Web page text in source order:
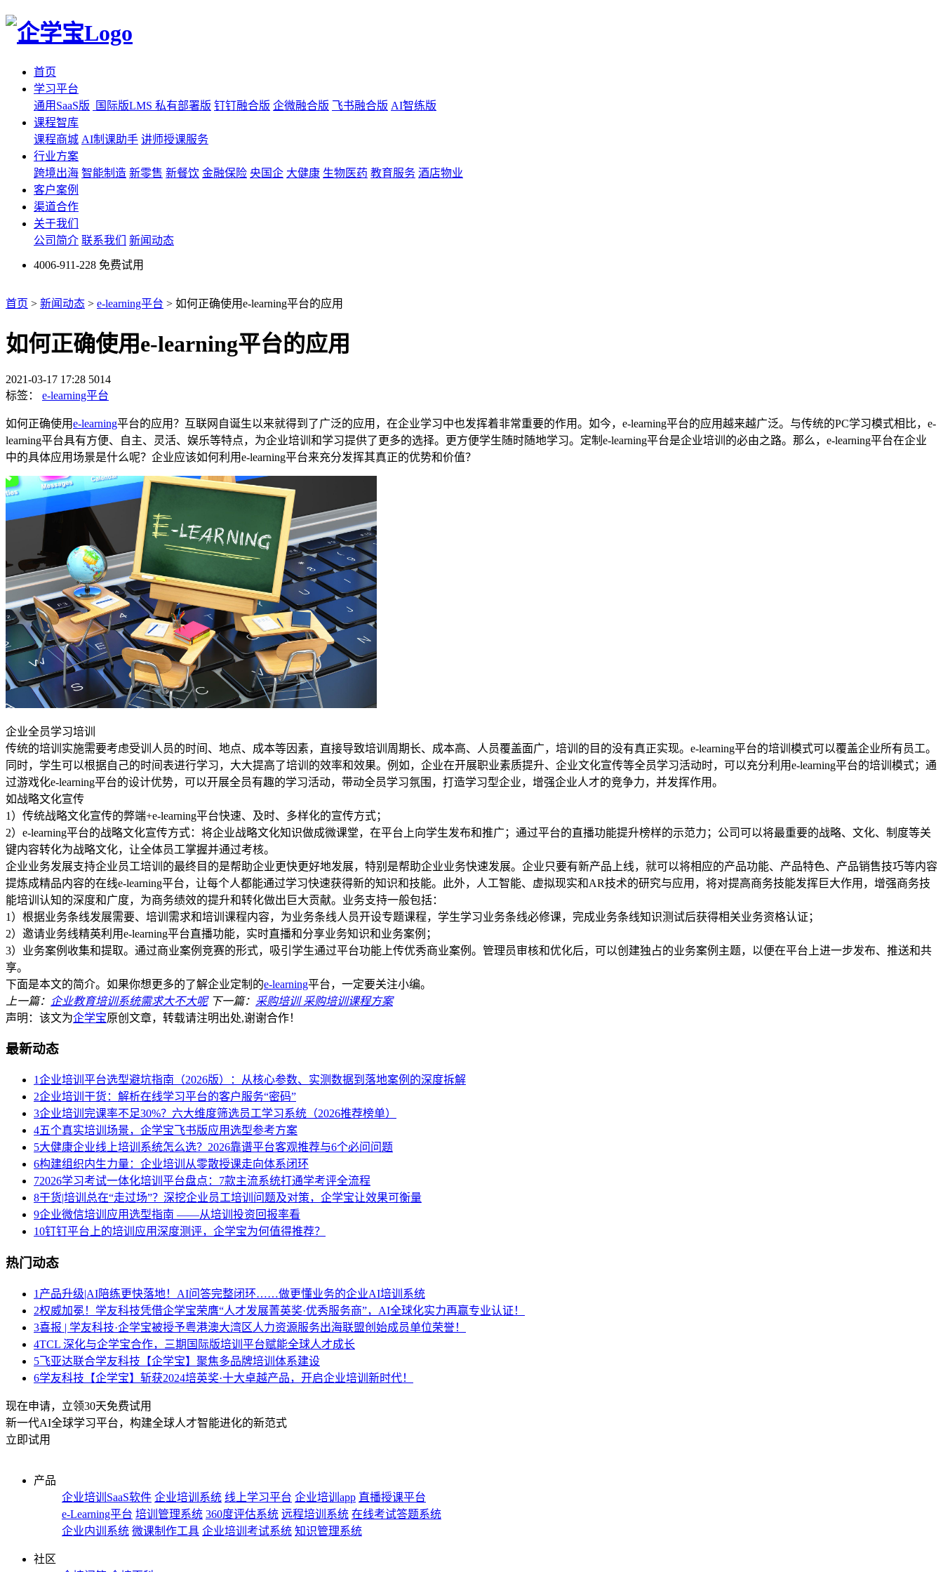
首页
学习平台
通用SaaS版
国际版LMS 私有部署版 钉钉融合版 企微融合版 飞书融合版 AI智练版
课程智库
课程商城 AI制课助手 讲师授课服务
行业方案
跨境出海 智能制造 新零售 新餐饮 金融保险 央国企 大健康 生物医药 教育服务 酒店物业
客户案例
渠道合作
关于我们
公司简介 联系我们 新闻动态
4006-911-228 免费试用
首页 > 新闻动态 > e-learning平台 > 如何正确使用e-learning平台的应用
如何正确使用e-learning平台的应用
2021-03-17 17:28 5014
标签：
e-learning平台
如何正确使用e-learning平台的应用？互联网自诞生以来就得到了广泛的应用，在企业学习中也发挥着非常重要的作用。如今，e-learning平台的应用越来越广泛。与传统的PC学习模式相比，e-
learning平台具有方便、自主、灵活、娱乐等特点，为企业培训和学习提供了更多的选择。更方便学生随时随地学习。定制e-learning平台是企业培训的必由之路。那么，e-learning平台在企业
中的具体应用场景是什么呢？企业应该如何利用e-learning平台来充分发挥其真正的优势和价值？
企业全员学习培训
传统的培训实施需要考虑受训人员的时间、地点、成本等因素，直接导致培训周期长、成本高、人员覆盖面广，培训的目的没有真正实现。e-learning平台的培训模式可以覆盖企业所有员工。
同时，学生可以根据自己的时间表进行学习，大大提高了培训的效率和效果。例如，企业在开展职业素质提升、企业文化宣传等全员学习活动时，可以充分利用e-learning平台的培训模式；通
过游戏化e-learning平台的设计优势，可以开展全员有趣的学习活动，带动全员学习氛围，打造学习型企业，增强企业人才的竞争力，并发挥作用。
如战略文化宣传
1）传统战略文化宣传的弊端+e-learning平台快速、及时、多样化的宣传方式；
2）e-learning平台的战略文化宣传方式：将企业战略文化知识做成微课堂，在平台上向学生发布和推广；通过平台的直播功能提升榜样的示范力；公司可以将最重要的战略、文化、制度等关
键内容转化为战略文化，让全体员工掌握并通过考核。
企业业务发展支持企业员工培训的最终目的是帮助企业更快更好地发展，特别是帮助企业业务快速发展。企业只要有新产品上线，就可以将相应的产品功能、产品特色、产品销售技巧等内容
提炼成精品内容的在线e-learning平台，让每个人都能通过学习快速获得新的知识和技能。此外，人工智能、虚拟现实和AR技术的研究与应用，将对提高商务技能发挥巨大作用，增强商务技
能培训认知的深度和广度，为商务绩效的提升和转化做出巨大贡献。业务支持一般包括：
1）根据业务条线发展需要、培训需求和培训课程内容，为业务条线人员开设专题课程，学生学习业务条线必修课，完成业务条线知识测试后获得相关业务资格认证；
2）邀请业务线精英利用e-learning平台直播功能，实时直播和分享业务知识和业务案例；
3）业务案例收集和提取。通过商业案例竞赛的形式，吸引学生通过平台功能上传优秀商业案例。管理员审核和优化后，可以创建独占的业务案例主题，以便在平台上进一步发布、推送和共
享。
下面是本文的简介。如果你想更多的了解企业定制的e-learning平台，一定要关注小编。
上一篇： 企业教育培训系统需求大不大呢 下一篇： 采购培训 采购培训课程方案
声明：该文为企学宝原创文章，转载请注明出处,谢谢合作！
最新动态
1企业培训平台选型避坑指南（2026版）：从核心参数、实测数据到落地案例的深度拆解
2企业培训干货：解析在线学习平台的客户服务“密码”
3企业培训完课率不足30%？六大维度筛选员工学习系统（2026推荐榜单）
4五个真实培训场景，企学宝飞书版应用选型参考方案
5大健康企业线上培训系统怎么选？2026靠谱平台客观推荐与6个必问问题
6构建组织内生力量：企业培训从零散授课走向体系闭环
72026学习考试一体化培训平台盘点：7款主流系统打通学考评全流程
8干货|培训总在“走过场”？深挖企业员工培训问题及对策，企学宝让效果可衡量
9企业微信培训应用选型指南 ——从培训投资回报率看
10钉钉平台上的培训应用深度测评，企学宝为何值得推荐？
热门动态
1 产品升级|AI陪练更快落地！AI问答完整闭环……做更懂业务的企业AI培训系统
2权威加冕！学友科技凭借企学宝荣膺“人才发展菁英奖·优秀服务商”，AI全球化实力再赢专业认证！
3喜报 | 学友科技·企学宝被授予粤港澳大湾区人力资源服务出海联盟创始成员单位荣誉！
4TCL 深化与企学宝合作，三期国际版培训平台赋能全球人才成长
5飞亚达联合学友科技【企学宝】聚焦多品牌培训体系建设
6学友科技【企学宝】斩获2024培英奖·十大卓越产品，开启企业培训新时代！
现在申请，立领30天免费试用
新一代AI全球学习平台，构建全球人才智能进化的新范式
立即试用
产品
企业培训SaaS软件 企业培训系统 线上学习平台 企业培训app 直播授课平台
e-Learning平台 培训管理系统 360度评估系统 远程培训系统 在线考试答题系统
企业内训系统 微课制作工具 企业培训考试系统 知识管理系统
社区